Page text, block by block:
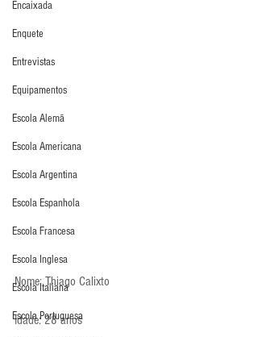
Encaixada
Enquete
Entrevistas
Equipamentos
Escola Alemã
Escola Americana
Escola Argentina
Escola Espanhola
Escola Francesa
Escola Inglesa
Escola Italiana
Escola Portuguesa
Nome: Thiago Calixto
Idade: 28 anos